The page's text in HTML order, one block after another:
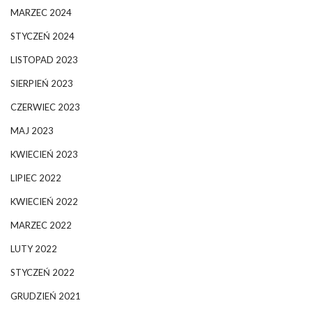
MARZEC 2024
STYCZEŃ 2024
LISTOPAD 2023
SIERPIEŃ 2023
CZERWIEC 2023
MAJ 2023
KWIECIEŃ 2023
LIPIEC 2022
KWIECIEŃ 2022
MARZEC 2022
LUTY 2022
STYCZEŃ 2022
GRUDZIEŃ 2021